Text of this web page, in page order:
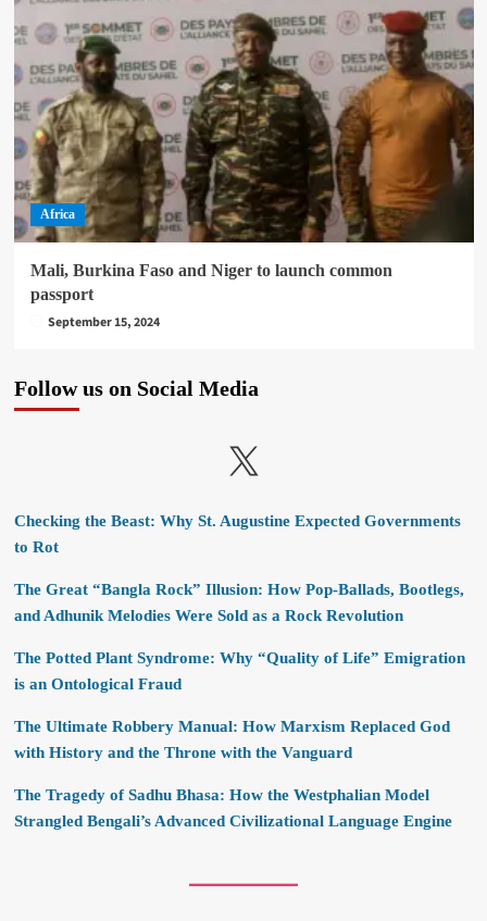
Africa
Mali, Burkina Faso and Niger to launch common
passport
September 15, 2024
Follow us on Social Media
X
Checking the Beast: Why St. Augustine Expected Governments
to Rot
The Great “Bangla Rock” Illusion: How Pop-Ballads, Bootlegs,
and Adhunik Melodies Were Sold as a Rock Revolution
The Potted Plant Syndrome: Why “Quality of Life” Emigration
is an Ontological Fraud
The Ultimate Robbery Manual: How Marxism Replaced God
with History and the Throne with the Vanguard
The Tragedy of Sadhu Bhasa: How the Westphalian Model
Strangled Bengali’s Advanced Civilizational Language Engine